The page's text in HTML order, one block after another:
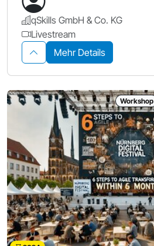
qSkills GmbH & Co. KG
Livestream
Mehr Details
Workshop